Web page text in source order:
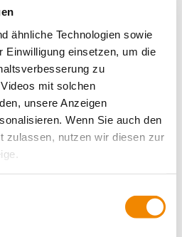
ähnliche Technologien sowie
Einwilligung einsetzen, um die
zu
mit solchen
unsere Anzeigen
Wenn Sie auch den
zulassen, nutzen wir diesen zur
Ihre IP-Adresse und
mit Daten von anderen
und Unterstützungsangebote, die
Seniorinnen,
Geflüchtete, Menschen mit
aus sozial benachteiligten
arbeitet eng mit regionalen
Chancen für
gesellschaftliche Teilhabe zu